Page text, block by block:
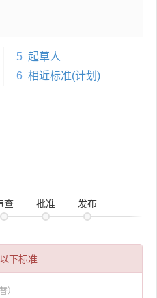
5 起草人
6 相近标准(计划)
查 批准 发布
下标准
）